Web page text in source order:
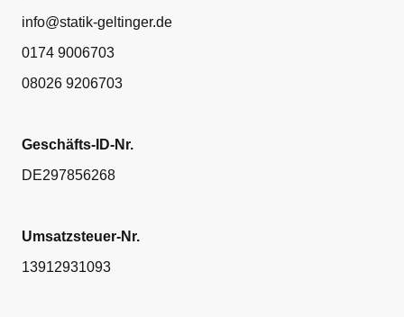
info@statik-geltinger.de
0174 9006703
08026 9206703
Geschäfts-ID-Nr.
DE297856268
Umsatzsteuer-Nr.
13912931093